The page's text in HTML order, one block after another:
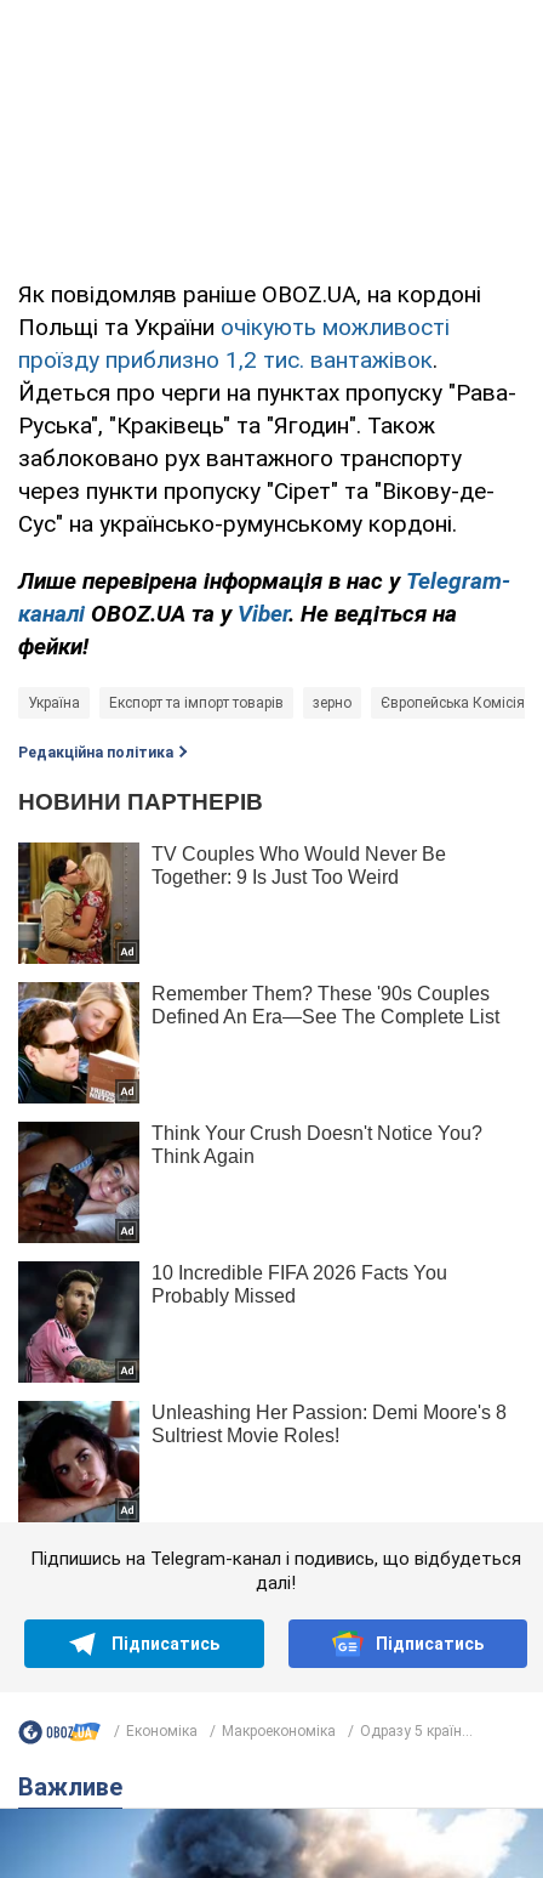
Як повідомляв раніше OBOZ.UA, на кордоні
Польщі та України очікують можливості
проїзду приблизно 1,2 тис. вантажівок.
Йдеться про черги на пунктах пропуску "Рава-
Руська", "Краківець" та "Ягодин". Також
заблоковано рух вантажного транспорту
через пункти пропуску "Сірет" та "Вікову-де-
Сус" на українсько-румунському кордоні.
Лише перевірена інформація в нас у Telegram-
каналі OBOZ.UA та у Viber. Не ведіться на
фейки!
Україна Експорт та імпорт товарів зерно Європейська Комісія
Редакційна політика
Підпишись на Telegram-канал і подивись, що відбудеться
далі!
Підписатись Підписатись
Економіка Mакроекономіка Одразу 5 країн...
Важливе